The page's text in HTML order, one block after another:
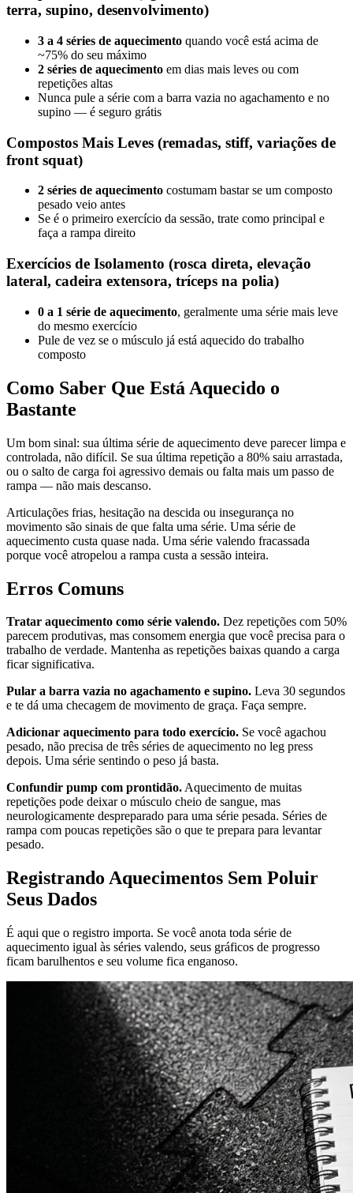
terra, supino, desenvolvimento)
3 a 4 séries de aquecimento quando você está acima de
~75% do seu máximo
2 séries de aquecimento em dias mais leves ou com
repetições altas
Nunca pule a série com a barra vazia no agachamento e no
supino — é seguro grátis
Compostos Mais Leves (remadas, stiff, variações de
front squat)
2 séries de aquecimento costumam bastar se um composto
pesado veio antes
Se é o primeiro exercício da sessão, trate como principal e
faça a rampa direito
Exercícios de Isolamento (rosca direta, elevação
lateral, cadeira extensora, tríceps na polia)
0 a 1 série de aquecimento, geralmente uma série mais leve
do mesmo exercício
Pule de vez se o músculo já está aquecido do trabalho
composto
Como Saber Que Está Aquecido o
Bastante
Um bom sinal: sua última série de aquecimento deve parecer limpa e
controlada, não difícil. Se sua última repetição a 80% saiu arrastada,
ou o salto de carga foi agressivo demais ou falta mais um passo de
rampa — não mais descanso.
Articulações frias, hesitação na descida ou insegurança no
movimento são sinais de que falta uma série. Uma série de
aquecimento custa quase nada. Uma série valendo fracassada
porque você atropelou a rampa custa a sessão inteira.
Erros Comuns
Tratar aquecimento como série valendo. Dez repetições com 50%
parecem produtivas, mas consomem energia que você precisa para o
trabalho de verdade. Mantenha as repetições baixas quando a carga
ficar significativa.
Pular a barra vazia no agachamento e supino. Leva 30 segundos
e te dá uma checagem de movimento de graça. Faça sempre.
Adicionar aquecimento para todo exercício. Se você agachou
pesado, não precisa de três séries de aquecimento no leg press
depois. Uma série sentindo o peso já basta.
Confundir pump com prontidão.Aquecimento de muitas
repetições pode deixar o músculo cheio de sangue, mas
neurologicamente despreparado para uma série pesada. Séries de
rampa com poucas repetições são o que te prepara para levantar
pesado.
Registrando Aquecimentos Sem Poluir
Seus Dados
É aqui que o registro importa. Se você anota toda série de
aquecimento igual às séries valendo, seus gráficos de progresso
ficam barulhentos e seu volume fica enganoso.